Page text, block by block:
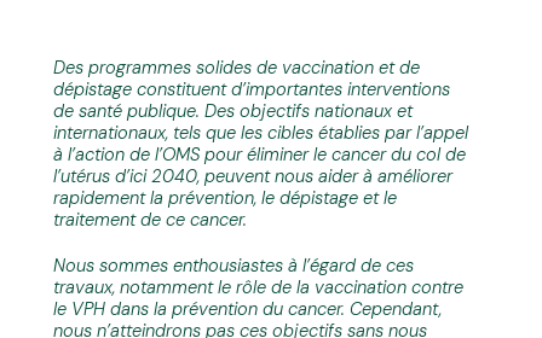
Des programmes solides de vaccination et de
dépistage constituent d’importantes interventions
de santé publique. Des objectifs nationaux et
internationaux, tels que les cibles établies par l’appel
à l’action de l’OMS pour éliminer le cancer du col de
l’utérus d’ici 2040, peuvent nous aider à améliorer
rapidement la prévention, le dépistage et le
traitement de ce cancer.
Nous sommes enthousiastes à l’égard de ces
travaux, notamment le rôle de la vaccination contre
le VPH dans la prévention du cancer. Cependant,
nous n’atteindrons pas ces objectifs sans nous